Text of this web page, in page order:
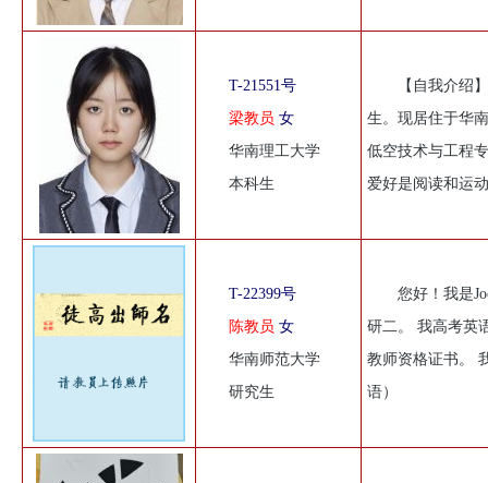
T-21551号
梁教员 女
华南理工大学
本科生
【自我介绍
生。现居住于华
低空技术与工程
爱好是阅读和运
T-22399号
陈教员 女
华南师范大学
研究生
您好！我是
研二。 我高考英
教师资格证书。
语）